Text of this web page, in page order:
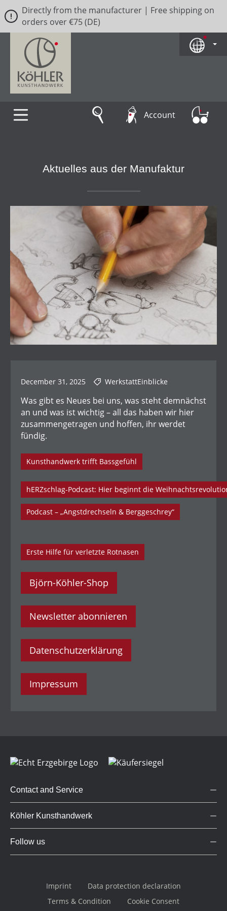
Skip to main content
Directly from the manufacturer | Free shipping on
orders over €75 (DE)
Account
Aktuelles aus der Manufaktur
December 31, 2025 WerkstattEinblicke
Was gibt es Neues bei uns, was steht demnächst
an und was ist wichtig – all das haben wir hier
zusammengetragen und hoffen, ihr werdet
fündig.
Kunsthandwerk trifft Bassgefühl
hERZschlag-Podcast: Hier beginnt die
Podcast – „Angstdrechseln & Berggeschrey“
Erste Hilfe für verletzte Rotnasen
Björn-Köhler-Shop
Newsletter abonnieren
Datenschutzerklärung
Impressum
Contact and Service
Köhler Kunsthandwerk
Follow us
Imprint
Data protection declaration
Terms & Condition
Cookie Consent